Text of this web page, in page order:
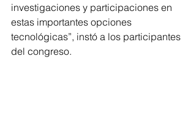
investigaciones y participaciones en
estas importantes opciones
tecnológicas”, instó a los participantes
del congreso.